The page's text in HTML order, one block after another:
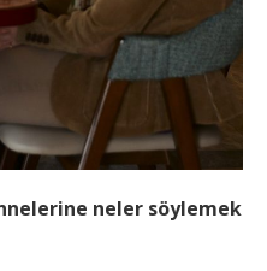
neler söylemek